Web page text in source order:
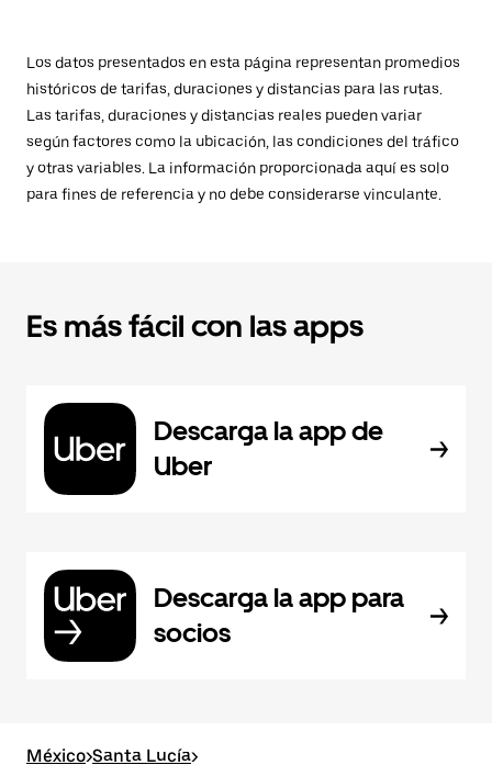
Los datos presentados en esta página representan promedios
históricos de tarifas, duraciones y distancias para las rutas.
Las tarifas, duraciones y distancias reales pueden variar
según factores como la ubicación, las condiciones del tráfico
y otras variables. La información proporcionada aquí es solo
para fines de referencia y no debe considerarse vinculante.
Es más fácil con las apps
Descarga la app de
Uber
Descarga la app para
socios
México>Santa Lucía>